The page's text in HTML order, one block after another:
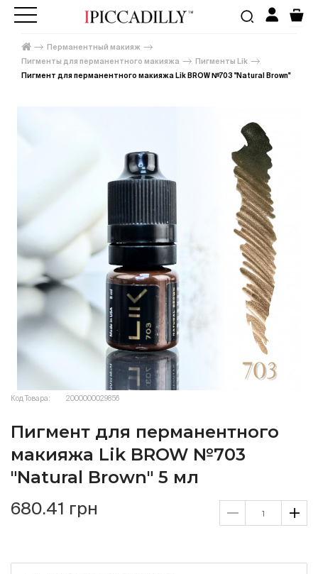
Перманентный макияж
Пигменты для перманентного макияжа
Пигменты Lik
Пигмент для перманентного макияжа Lik BROW №703 "Natural Brown"
Код Товара: 2000000029856
Пигмент для перманентного
макияжа Lik BROW №703
"Natural Brown" 5 мл
680.41 грн